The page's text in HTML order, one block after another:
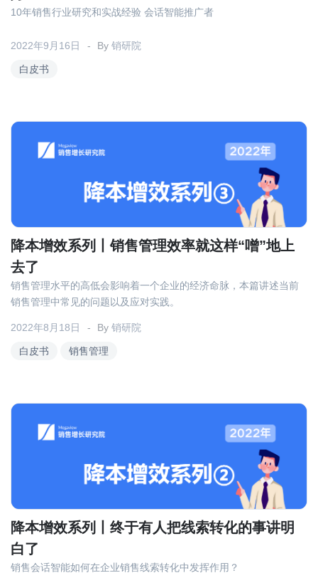
白皮书
2022年9月16日 By 销研院
10年销售行业研究和实战经验 会话智能推广者
白皮书 销售管理
降本增效系列丨销售管理效率就这样“噌”地上
去了
2022年8月18日 By 销研院
销售管理水平的高低会影响着一个企业的经济命脉，本篇讲述当前
销售管理中常见的问题以及应对实践。
降本增效系列丨终于有人把线索转化的事讲明
白了
销售会话智能如何在企业销售线索转化中发挥作用？